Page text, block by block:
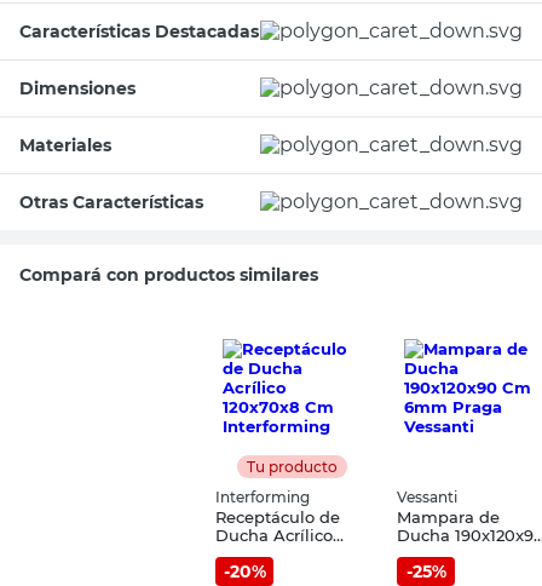
Características Destacadas
Dimensiones
Materiales
Otras Características
Compará con productos similares
Tu producto
Interforming
Receptáculo de
Ducha Acrílico
120x70x8 Cm
Interforming
-20%
Vessanti
Mampara de
Ducha
Cm 6mm Praga
Vessanti
-25%